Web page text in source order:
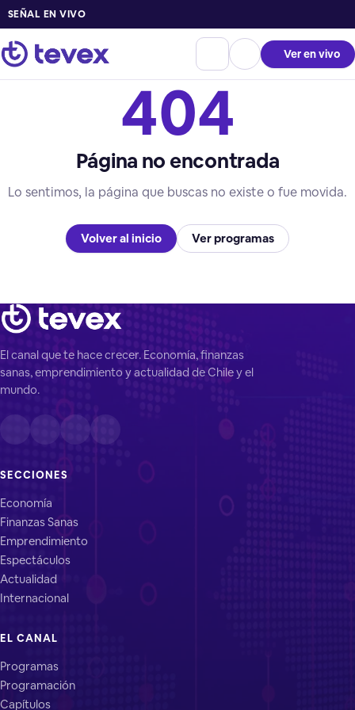
SEÑAL EN VIVO
Ver en vivo
404
Página no encontrada
Lo sentimos, la página que buscas no existe o fue movida.
Volver al inicio Ver programas
El canal que te hace crecer. Economía, finanzas
sanas, emprendimiento y actualidad de Chile y el
mundo.
SECCIONES
Economía
Finanzas Sanas
Emprendimiento
Espectáculos
Actualidad
Internacional
EL CANAL
Programas
Programación
Capítulos